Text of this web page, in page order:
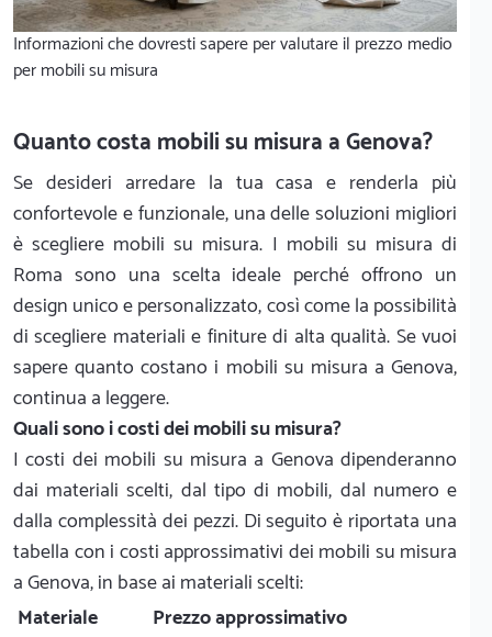
Informazioni che dovresti sapere per valutare il prezzo medio
per mobili su misura
Quanto costa mobili su misura a Genova?
Se desideri arredare la tua casa e renderla più
confortevole e funzionale, una delle soluzioni migliori
è scegliere mobili su misura. I mobili su misura di
Roma sono una scelta ideale perché offrono un
design unico e personalizzato, così come la possibilità
di scegliere materiali e finiture di alta qualità. Se vuoi
sapere quanto costano i mobili su misura a Genova,
continua a leggere.
Quali sono i costi dei mobili su misura?
I costi dei mobili su misura a Genova dipenderanno
dai materiali scelti, dal tipo di mobili, dal numero e
dalla complessità dei pezzi. Di seguito è riportata una
tabella con i costi approssimativi dei mobili su misura
a Genova, in base ai materiali scelti:
Materiale
Prezzo approssimativo